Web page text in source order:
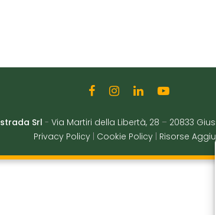
Srl - Via Martiri della Libertà, 28 – 20833
Privacy Policy
Cookie Policy Risorse